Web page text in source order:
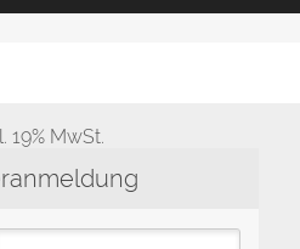
19% MwSt.